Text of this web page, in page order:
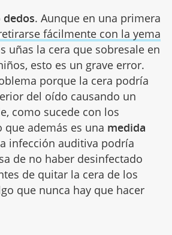
. Aunque en una primera
fácilmente con la yema
uñas la cera que sobresale en
esto es un grave error.
porque la cera podría
del oído causando un
como sucede con los
además es una medida
infección auditiva podría
de no haber desinfectado
de quitar la cera de los
que nunca hay que hacer